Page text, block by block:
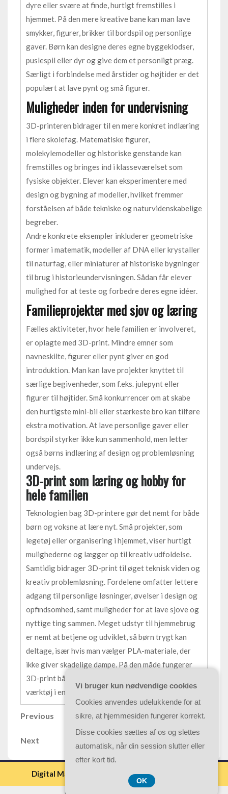
dyre eller svære at finde, hurtigt fremstilles i
hjemmet. På den mere kreative bane kan man lave
smykker, figurer, brikker til bordspil og personlige
gaver. Børn kan designe deres egne byggeklodser,
puslespil eller dyr og give dem et personligt præg.
Særligt i forbindelse med årstider og højtider er det
populært at lave pynt og små figurer.
Muligheder inden for undervisning
3D-printeren bidrager til en mere konkret indlæring
i flere skolefag. Matematiske figurer,
molekylemodeller og historiske genstande kan
fremstilles og bringes ind i klasseværelset som
fysiske objekter. Elever kan eksperimentere med
design og bygning af modeller, hvilket fremmer
forståelsen af både tekniske og naturvidenskabelige
begreber.
Andre konkrete eksempler inkluderer geometriske
former i matematik, modeller af DNA eller krystaller
til naturfag, eller miniaturer af historiske bygninger
til brug i historieundervisningen. Sådan får elever
mulighed for at teste og forbedre deres egne idéer.
Familieprojekter med sjov og læring
Fælles aktiviteter, hvor hele familien er involveret,
er oplagte med 3D-print. Mindre emner som
navneskilte, figurer eller pynt giver en god
introduktion. Man kan lave projekter knyttet til
særlige begivenheder, som f.eks. julepynt eller
figurer til højtider. Små konkurrencer om at skabe
den hurtigste mini-bil eller stærkeste bro kan tilføre
ekstra motivation. At lave personlige gaver eller
bordspil styrker ikke kun sammenhold, men letter
også børns indlæring af design og problemløsning
undervejs.
3D-print som læring og hobby for
hele familien
Teknologien bag 3D-printere gør det nemt for både
børn og voksne at lære nyt. Små projekter, som
legetøj eller organisering i hjemmet, viser hurtigt
mulighederne og lægger op til kreativ udfoldelse.
Samtidig bidrager 3D-print til øget teknisk viden og
kreativ problemløsning. Fordelene omfatter lettere
adgang til personlige løsninger, øvelser i design og
opfindsomhed, samt muligheder for at lave sjove og
nyttige ting sammen. Meget udstyr til hjemmebrug
er nemt at betjene og udviklet, så børn trygt kan
deltage, især hvis man vælger PLA-materiale, der
ikke giver skadelige dampe. På den måde fungerer
3D-print både som fritidsinteresse og pædagogisk
værktøj i en travl hverdag.
Indlægsnavigation
Previous
Previous
Next
Next
Digital Marketing WordPress Theme By Luzuk
Vi bruger kun nødvendige cookies
Cookies anvendes udelukkende for at
sikre, at hjemmesiden fungerer korrekt.
Disse cookies sættes af os og slettes
automatisk, når din session slutter eller
efter kort tid.
OK